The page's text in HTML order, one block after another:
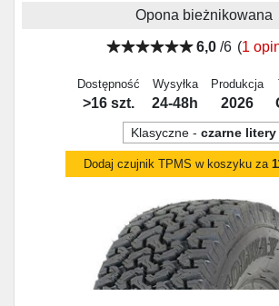
Opona bieżnikowana
6,0/6 (1
Dostępność
>16 szt.
Wysyłka
24-48h
Produkcja
2026
Klasyczne - czarne litery
Dodaj czujnik TPMS w koszyku za